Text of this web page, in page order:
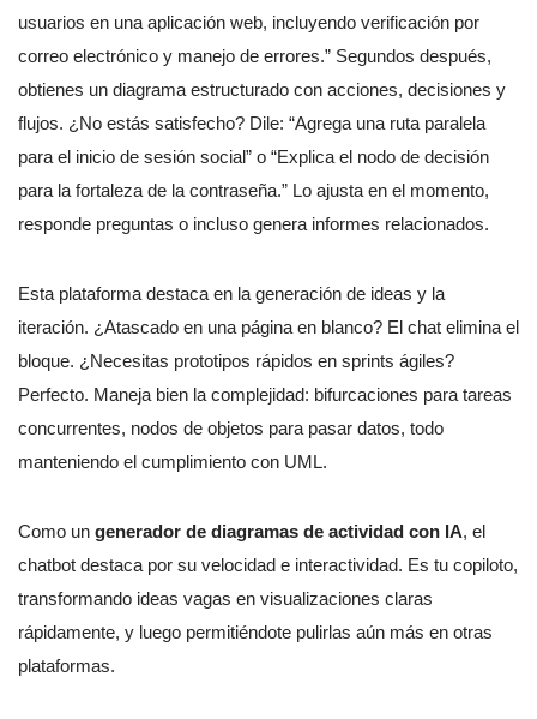
usuarios en una aplicación web, incluyendo verificación por
correo electrónico y manejo de errores.” Segundos después,
obtienes un diagrama estructurado con acciones, decisiones y
flujos. ¿No estás satisfecho? Dile: “Agrega una ruta paralela
para el inicio de sesión social” o “Explica el nodo de decisión
para la fortaleza de la contraseña.” Lo ajusta en el momento,
responde preguntas o incluso genera informes relacionados.
Esta plataforma destaca en la generación de ideas y la
iteración. ¿Atascado en una página en blanco? El chat elimina el
bloque. ¿Necesitas prototipos rápidos en sprints ágiles?
Perfecto. Maneja bien la complejidad: bifurcaciones para tareas
concurrentes, nodos de objetos para pasar datos, todo
manteniendo el cumplimiento con UML.
Como un generador de diagramas de actividad con IA, el
chatbot destaca por su velocidad e interactividad. Es tu copiloto,
transformando ideas vagas en visualizaciones claras
rápidamente, y luego permitiéndote pulirlas aún más en otras
plataformas.